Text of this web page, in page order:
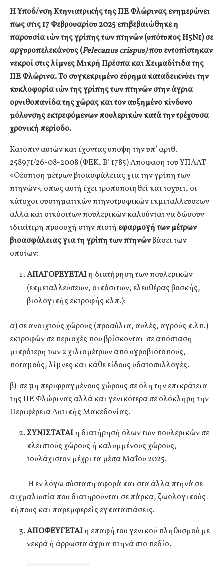
Η Υποδ/νση Κτηνιατρικής της ΠΕ Φλώρινας ενημερώνει
πως στις 17 Φεβρουαρίου 2025 επιβεβαιώθηκε η
παρουσία ιών της γρίπης των πτηνών (υπότυπος Η5Ν1) σε
αργυροπελεκάνους (Pelecanuscrispus)που εντοπίστηκαν
νεκροί στις λίμνες Μικρή Πρέσπα και Χειμαδίτιδα της
ΠΕ Φλώρινα. Το συγκεκριμένο εύρημα καταδεικνύει την
κυκλοφορία ιών της γρίπης των πτηνών στην άγρια
ορνιθοπανίδα της χώρας και τον αυξημένο κίνδυνο
μόλυνσης εκτρεφόμενων πουλερικών κατά την τρέχουσα
χρονική περίοδο.
Κατόπιν αυτών και έχοντας υπόψη την υπ’ αριθ.
258971/26-08-2008 (ΦΕΚ, Β’ 1785) Απόφαση του ΥΠΑΑΤ
«Θέσπιση μέτρων βιοασφάλειας για την γρίπη των
πτηνών», όπως αυτή έχει τροποποιηθεί και ισχύει, οι
κάτοχοι συστηματικών πτηνοτροφικών εκμεταλλεύσεων
αλλά και οικόσιτων πουλερικών καλούνται να δώσουν
ιδιαίτερη προσοχή στην πιστή εφαρμογή των μέτρων
βιοασφάλειας για τη γρίπη των πτηνώνβάσει των
οποίων:
ΑΠΑΓΟΡΕΥΕΤΑΙη διατήρηση των πουλερικών
(εκμεταλλεύσεων, οικόσιτων, ελευθέρας βοσκής,
βιολογικής εκτροφής κλπ.):
α)σε ανοιχτούς χώρους (προαύλια, αυλές, αγρούς κ.λπ.)
εκτροφών σε περιοχές που βρίσκονται σε απόσταση
μικρότερη των 2 χιλιομέτρων από υγροβιότοπους,
ποταµούς, λίµνες και κάθε είδους υδατοσυλλογές.
β) σε µη περιφραγμένους χώρουςσε όλη την επικράτεια
της ΠΕ Φλώρινας αλλά και γενικότερα σε ολόκληρη την
Περιφέρεια Δυτικής Μακεδονίας.
ΣΥΝΙΣΤΑΤΑΙη διατήρησή όλων των πουλερικών σε
κλειστούς χώρους ή καλυμμένους χώρους,
τουλάχιστον μέχρι τα μέσα Μαΐου 2025.
Η εν λόγω σύσταση αφορά και στα άλλα πτηνά σε
αιχμαλωσία που διατηρούνται σε πάρκα, ζωολογικούς
κήπους και παρεμφερείς εγκαταστάσεις.
ΑΠΟΦΕΥΓΕΤΑΙη επαφή του γενικού πληθυσμού με
νεκρά ή άρρωστα άγρια πτηνά στο πεδίο.